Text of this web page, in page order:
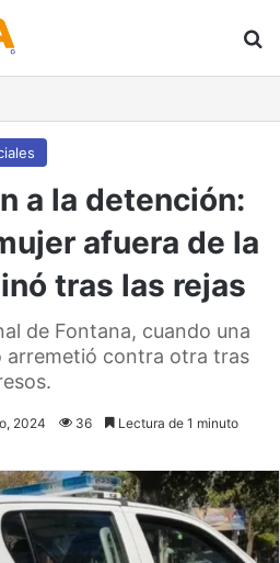
a la detención:
afuera de la
tras las rejas
de Fontana, cuando una
arremetió contra otra tras
2024 36 Lectura de 1 minuto